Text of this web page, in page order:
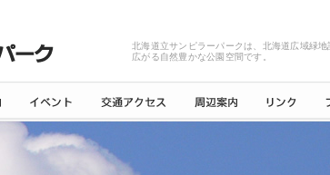
北海道立サンピラーパークは、北海道広域緑
広がる自然豊かな公園空間です。